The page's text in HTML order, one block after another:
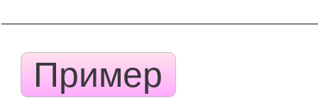
Пример